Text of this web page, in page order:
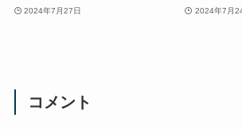
2024年7月27日 2024年7月
コメント